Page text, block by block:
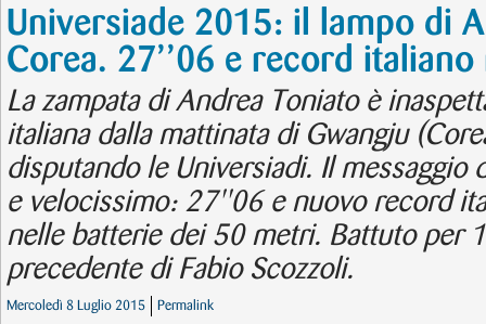
Universiade 2015: il lampo di
Corea. 27’’06 e record
La zampata di Andrea Toniato è
italiana dalla mattinata di Gwangju
disputando le Universiadi. Il messaggio
e velocissimo: 27''06 e nuovo record
nelle batterie dei 50 metri. Battuto per
precedente di Fabio Scozzoli.
Mercoledì 8 Luglio 2015 Permalink